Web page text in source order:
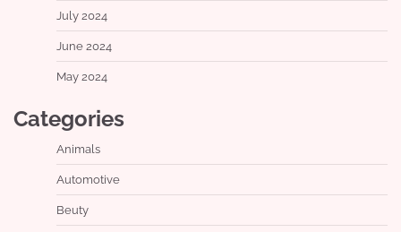
July 2024
June 2024
May 2024
Categories
Animals
Automotive
Beuty